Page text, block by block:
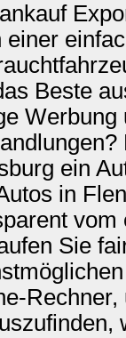
einer
Beste
ein
in
vom
Sie